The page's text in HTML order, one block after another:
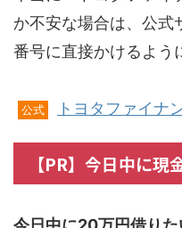
か不安な場合は、公式
番号に直接かけるよう
公式 トヨタファイナ
【PR】今日中に現